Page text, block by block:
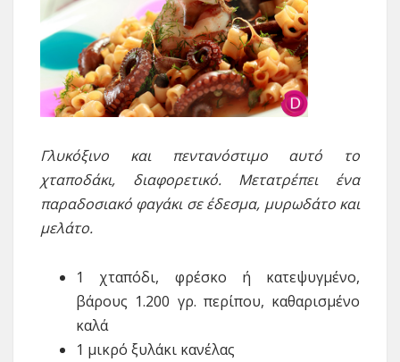
Γλυκόξινο και πεντανόστιμο αυτό το
χταποδάκι, διαφορετικό. Μετατρέπει ένα
παραδοσιακό φαγάκι σε έδεσμα, μυρωδάτο και
μελάτο.
1 χταπόδι, φρέσκο ή κατεψυγμένο,
βάρους 1.200 γρ. περίπου, καθαρισμένο
καλά
1 μικρό ξυλάκι κανέλας